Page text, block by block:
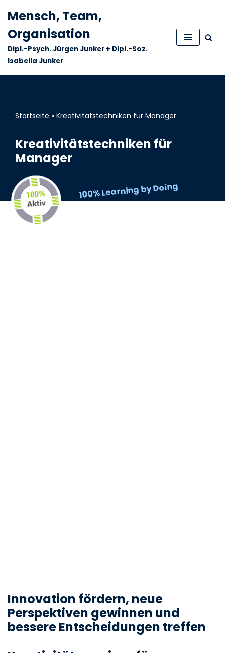
Zum
Inhalt
springen
Mensch, Team,
Organisation
Dipl.-Psych. Jürgen Junker + Dipl.-Soz.
Isabella Junker
100% Learning by Doing
Startseite » Kreativitätstechniken für Manager
Kreativitätstechniken für
Manager
Innovation fördern, neue
Perspektiven gewinnen und
bessere Entscheidungen treffen